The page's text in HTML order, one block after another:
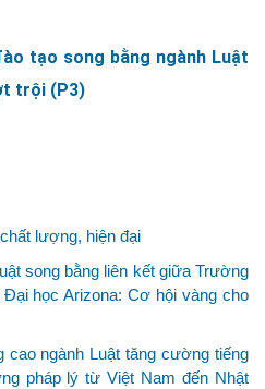
tạo song bằng ngành Luật
trội (P3)
lượng, hiện đại
song bằng liên kết giữa Trường
học Arizona: Cơ hội vàng cho
ngành Luật tăng cường tiếng
pháp lý từ Việt Nam đến Nhật